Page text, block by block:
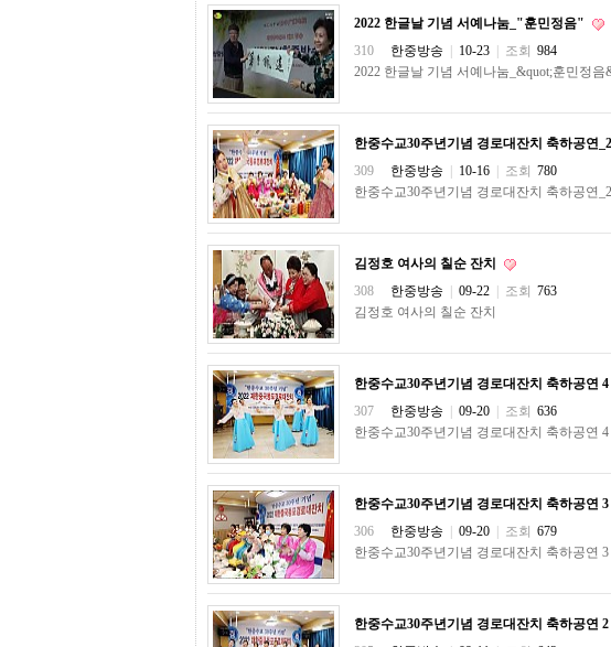
장
안
마
비
아
센
터
주
소
야
돔
클
럽
DOMCLUB
리
아
건
강
코
리
아
뉴
스
비
아
365
비
아
센
터
강
직
도
2022 한글날 기념 서예나눔_"훈민정음"
310
한중방송 10-23 조회 984
2022 한글날 기념 서예나눔_&quot;훈민정음
한중수교30주년기념 경로대잔치 축하공연
309
한중방송 10-16 조회 780
한중수교30주년기념 경로대잔치 축하공연
김정호 여사의 칠순 잔치
308
한중방송 09-22 조회 763
김정호 여사의 칠순 잔치
한중수교30주년기념 경로대잔치 축하공연 4
307
한중방송 09-20 조회 636
한중수교30주년기념 경로대잔치 축하공연 4
한중수교30주년기념 경로대잔치 축하공연 3
306
한중방송 09-20 조회 679
한중수교30주년기념 경로대잔치 축하공연 3
한중수교30주년기념 경로대잔치 축하공연 2